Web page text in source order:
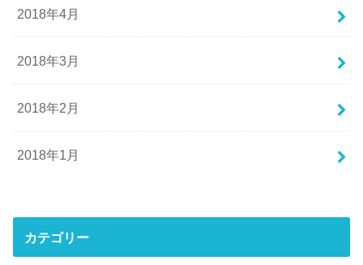
2018年4月
2018年3月
2018年2月
2018年1月
カテゴリー